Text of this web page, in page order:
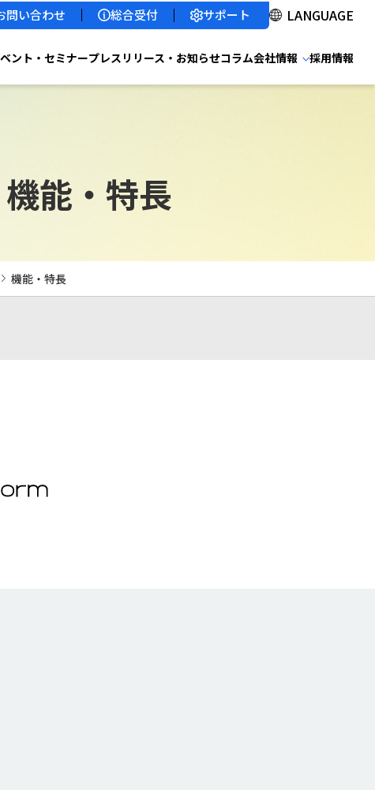
問い合わせ 総合受付 サポート
ント・セミナープレスリリース・お知らせコラム会社情報 採用情報
機能・特長
機能・特長